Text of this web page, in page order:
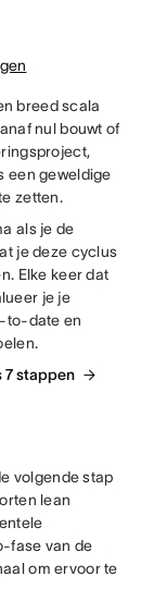
breed scala
nul bouwt of
een geweldige
zetten.
als je de
je deze cyclus
Elke keer dat
je je
to-date en
7 stappen
volgende stap
lean
fase van de
om ervoor te